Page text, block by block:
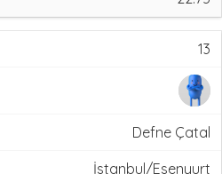
13
Defne Çatal
İstanbul/Esenyurt